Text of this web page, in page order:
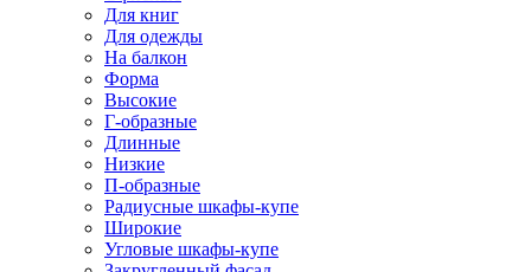
Для книг
Для одежды
На балкон
Форма
Высокие
Г-образные
Длинные
Низкие
П-образные
Радиусные шкафы-купе
Широкие
Угловые шкафы-купе